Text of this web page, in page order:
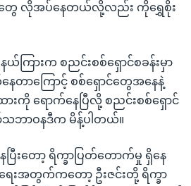
ေ လိုအပ်နေတယ်လို့လည်း ကိုရွှေစိုး
နယ်ကြားက စညင်းစစ်ရှောင်စခန်းမှာ
ေတာကြောင့် စစ်ရှောင်တွေအနေနဲ့
ကို ရောက်နေပြီလို့ စညင်းစစ်ရှောင်
ဘာဝနဒီက မိန့်ပါတယ်။
ပြီးတော့ ရိက္ခာပြတ်တောက်မှု ရှိနေ
ရေးအတွက်ကတော့ ဦးဇင်းတို့ ရိက္ခာ